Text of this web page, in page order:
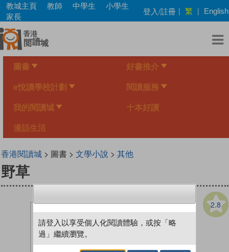
Skip
main
content
教城主頁 教師 中學生
小學生
家長
登入/註冊 | 繁 | English
圖書 好書推介
e悅讀學校計劃 閱讀服務
我的閱讀城 十本好讀
漫話生活
香港閱讀城> 圖書 > 文學小說 > 其他
野草
2.8
請登入以享受個人化閱讀體驗，或按「略
過」繼續瀏覽。